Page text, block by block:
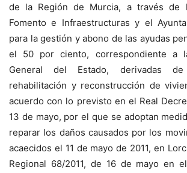
de la Región de Murcia, a través de
Fomento e Infraestructuras y el
para la gestión y abono de las ayudas
el 50 por ciento, correspondiente a
General del Estado, derivadas
rehabilitación y reconstrucción de
acuerdo con lo previsto en el Real
13 de mayo, por el que se adoptan
reparar los daños causados por los
acaecidos el 11 de mayo de 2011, en
Regional 68/2011, de 16 de mayo en